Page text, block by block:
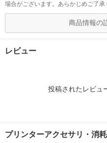
場合がございます。あらかじめご了承
商品情報の
レビュー
投稿されたレビュ
プリンターアクセサリ・消